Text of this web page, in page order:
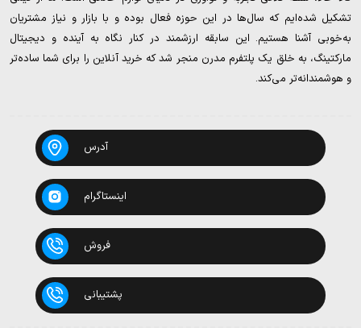
تشکیل شده‌ایم که سال‌ها در این حوزه فعال بوده و با بازار و نیاز مشتریان
به‌خوبی آشنا هستیم. این سابقه ارزشمند در کنار نگاه به آینده و دیجیتال
مارکتینگ، به خلق یک پلتفرم مدرن منجر شد که خرید آنلاین را برای شما ساده‌تر
و هوشمندانه‌تر می‌کند.
آدرس
اینستاگرام
فروش
پشتیبانی